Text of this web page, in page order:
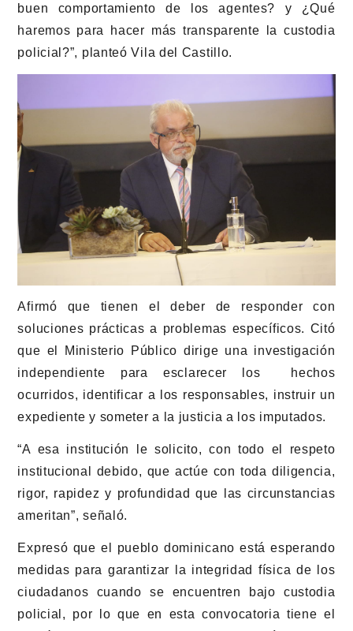
buen comportamiento de los agentes? y ¿Qué
haremos para hacer más transparente la custodia
policial?”, planteó Vila del Castillo.
Afirmó que tienen el deber de responder con
soluciones prácticas a problemas específicos. Citó
que el Ministerio Público dirige una investigación
independiente para esclarecer los hechos
ocurridos, identificar a los responsables, instruir un
expediente y someter a la justicia a los imputados.
“A esa institución le solicito, con todo el respeto
institucional debido, que actúe con toda diligencia,
rigor, rapidez y profundidad que las circunstancias
ameritan”, señaló.
Expresó que el pueblo dominicano está esperando
medidas para garantizar la integridad física de los
ciudadanos cuando se encuentren bajo custodia
policial, por lo que en esta convocatoria tiene el